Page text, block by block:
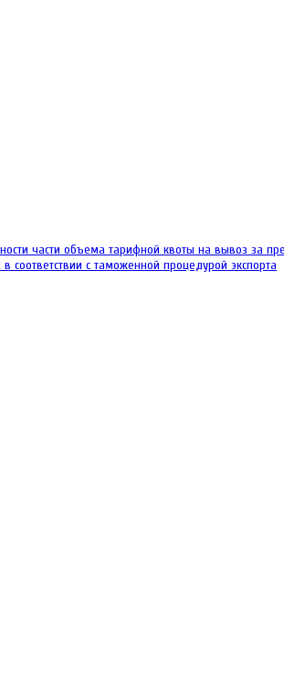
части объема тарифной квоты на вывоз за
с таможенной процедурой экспорта